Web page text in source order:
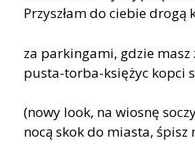
Przyszłam do ciebie drogą
za parkingami, gdzie masz
pusta-torba-księżyc kopci
(nowy look, na wiosnę
nocą skok do miasta, śpisz